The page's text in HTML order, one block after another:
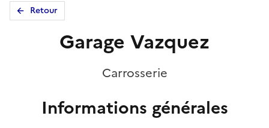
Retour
Garage Vazquez
Carrosserie
Informations générales